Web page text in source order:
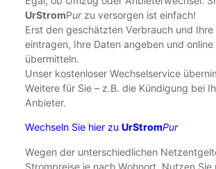
UrStromPurzu versorgen ist einfach!
Erst den geschätzten Verbrauch und Ihre
eintragen, Ihre Daten angeben und
übermitteln.
Unser kostenloser Wechselservice
Weitere für Sie – z.B. die Kündigung bei
Anbieter.
Wechseln Sie hier zuUrStromPur
Wegen der unterschiedlichen
Strompreise je nach Wohnort. Nutzen Sie